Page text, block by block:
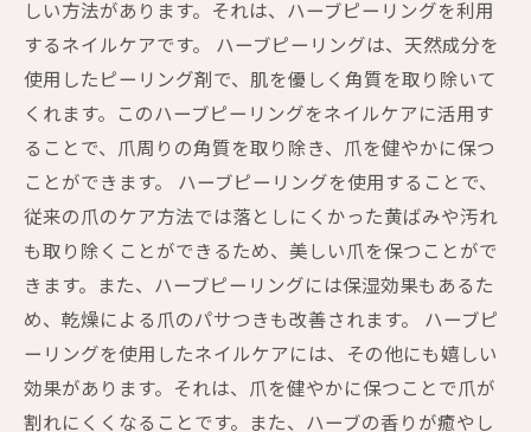
しい方法があります。それは、ハーブピーリングを利用
するネイルケアです。 ハーブピーリングは、天然成分を
使用したピーリング剤で、肌を優しく角質を取り除いて
くれます。このハーブピーリングをネイルケアに活用す
ることで、爪周りの角質を取り除き、爪を健やかに保つ
ことができます。 ハーブピーリングを使用することで、
従来の爪のケア方法では落としにくかった黄ばみや汚れ
も取り除くことができるため、美しい爪を保つことがで
きます。また、ハーブピーリングには保湿効果もあるた
め、乾燥による爪のパサつきも改善されます。 ハーブピ
ーリングを使用したネイルケアには、その他にも嬉しい
効果があります。それは、爪を健やかに保つことで爪が
割れにくくなることです。また、ハーブの香りが癒やし